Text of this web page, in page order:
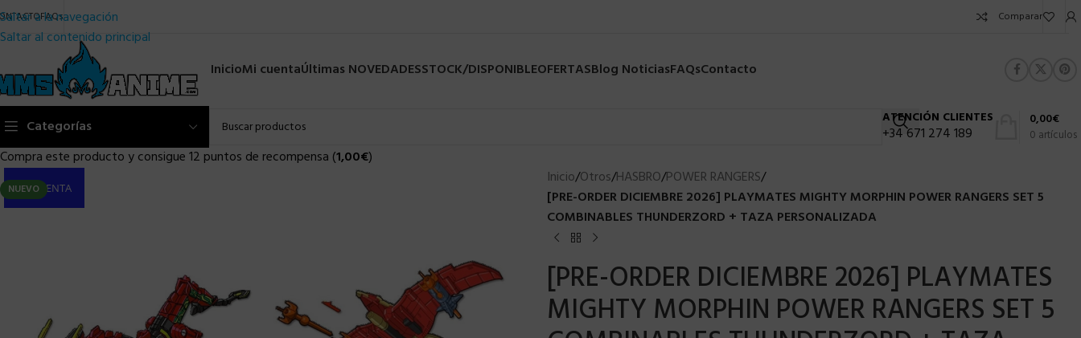
Saltar a la navegación
Saltar al contenido principal
FAQs Comparar
InicioMi cuentaÚltimas NOVEDADESSTOCK/DISPONIBLEOFERTASBlog NoticiasFAQsContacto
Categorías ATENCIÓN CLIENTES
+34 671 274 189 0 artículos
0,00€
Compra este producto y consigue 12 puntos de recompensa (1,00€)
NUEVO
PRE-VENTA Inicio/Otros/HASBRO/POWER RANGERS/
[PRE-ORDER DICIEMBRE 2026] PLAYMATES MIGHTY MORPHIN POWER RANGERS SET 5
COMBINABLES THUNDERZORD + TAZA PERSONALIZADA
[PRE-ORDER DICIEMBRE 2026] PLAYMATES
MIGHTY MORPHIN POWER RANGERS SET 5